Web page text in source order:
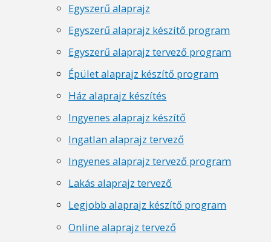
Egyszerű alaprajz
Egyszerű alaprajz készítő program
Egyszerű alaprajz tervező program
Épület alaprajz készítő program
Ház alaprajz készítés
Ingyenes alaprajz készítő
Ingatlan alaprajz tervező
Ingyenes alaprajz tervező program
Lakás alaprajz tervező
Legjobb alaprajz készítő program
Online alaprajz tervező